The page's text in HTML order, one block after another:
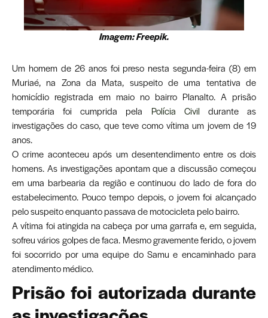
Imagem: Freepik.
Um homem de 26 anos foi preso nesta segunda-feira (8) em
Muriaé, na Zona da Mata, suspeito de uma tentativa de
homicídio registrada em maio no bairro Planalto. A prisão
temporária foi cumprida pela Polícia Civil durante as
investigações do caso, que teve como vítima um jovem de 19
anos.
O crime aconteceu após um desentendimento entre os dois
homens. As investigações apontam que a discussão começou
em uma barbearia da região e continuou do lado de fora do
estabelecimento. Pouco tempo depois, o jovem foi alcançado
pelo suspeito enquanto passava de motocicleta pelo bairro.
A vítima foi atingida na cabeça por uma garrafa e, em seguida,
sofreu vários golpes de faca. Mesmo gravemente ferido, o jovem
foi socorrido por uma equipe do Samu e encaminhado para
atendimento médico.
Prisão foi autorizada durante